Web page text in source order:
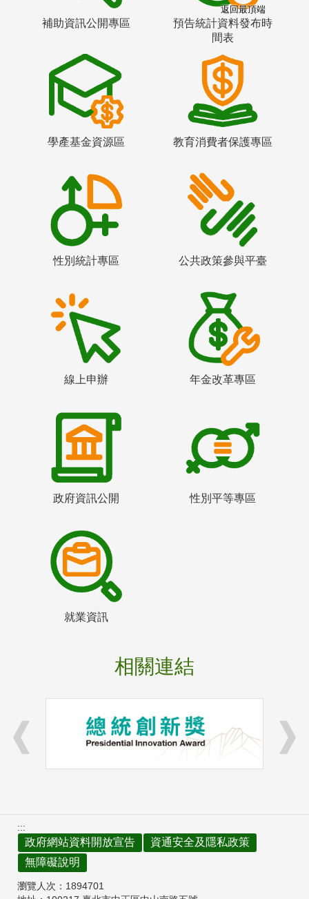
補助資訊公開專區
預告統計資料發布時
間表
學產基金資源區 教育消費者保護專區
性別統計專區 公共政策參與平臺
線上申辦 年金改革專區
政府資訊公開 性別平等專區
就業資訊
相關連結
返回最頂端
:::
政府網站資料開放宣告
資通安全及隱私政策
無障礙說明
瀏覽人次： 1894701